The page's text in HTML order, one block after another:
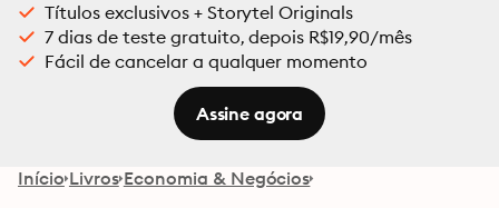
Títulos exclusivos + Storytel Originals
7 dias de teste gratuito, depois R$19,90/mês
Fácil de cancelar a qualquer momento
Assine agora
Início Livros Economia & Negócios